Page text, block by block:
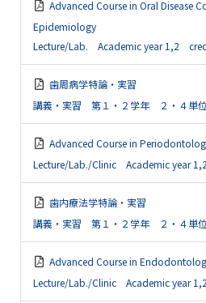
Advanced Course in Oral Disease
Epidemiology
Lecture/Lab. Academic year 1,2
歯周病学特論・実習
講義・実習 第１・２学年 ２・４単
Advanced Course in
Lecture/Lab./Clinic Academic year
歯内療法学特論・実習
講義・実習 第１・２学年 ２・４単
Advanced Course in
Lecture/Lab./Clinic Academic year